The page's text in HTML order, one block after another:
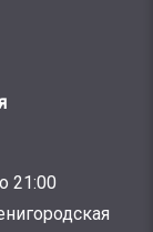
21:00